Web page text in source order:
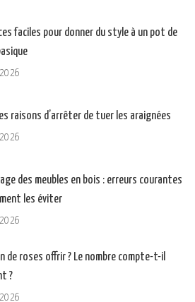
faciles pour donner du style à un pot de
raisons d’arrêter de tuer les araignées
des meubles en bois : erreurs courantes
les éviter
de roses offrir ? Le nombre compte-t-il
?